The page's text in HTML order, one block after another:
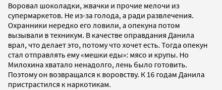
Воровал шоколадки, жвачки и прочие мелочи из
супермаркетов. Не из-за голода, а ради развлечения.
Охранники нередко его ловили, а опекуна потом
вызывали в техникум. В качестве оправдания Данила
врал, что делает это, потому что хочет есть. Тогда опекун
стал отправлять ему «мешки еды»: мясо и крупы. Но
Милохина хватало ненадолго, лень было готовить.
Поэтому он возвращался к воровству. К 16 годам Данила
пристрастился к наркотикам.